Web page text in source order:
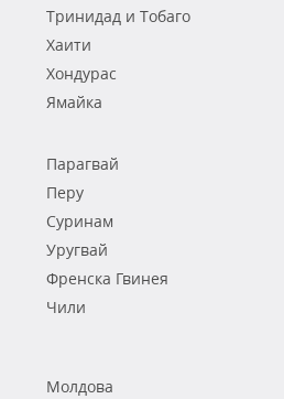
Тринидад и Тобаго
Хаити
Хондурас
Ямайка
Парагвай
Перу
Суринам
Уругвай
Френска Гвинея
Чили
Молдова